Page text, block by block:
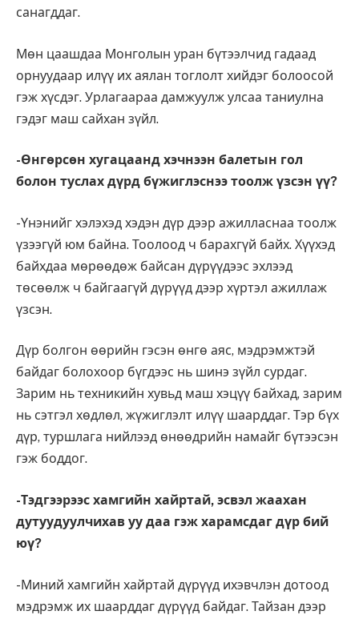
санагддаг.
Мөн цаашдаа Монголын уран бүтээлчид гадаад
орнуудаар илүү их аялан тоглолт хийдэг болоосой
гэж хүсдэг. Урлагаараа дамжуулж улсаа таниулна
гэдэг маш сайхан зүйл.
-Өнгөрсөн хугацаанд хэчнээн балетын гол
болон туслах дүрд бүжиглэснээ тоолж үзсэн үү?
-Үнэнийг хэлэхэд хэдэн дүр дээр ажилласнаа тоолж
үзээгүй юм байна. Тоолоод ч барахгүй байх. Хүүхэд
байхдаа мөрөөдөж байсан дүрүүдээс эхлээд
төсөөлж ч байгаагүй дүрүүд дээр хүртэл ажиллаж
үзсэн.
Дүр болгон өөрийн гэсэн өнгө аяс, мэдрэмжтэй
байдаг болохоор бүгдээс нь шинэ зүйл сурдаг.
Зарим нь техникийн хувьд маш хэцүү байхад, зарим
нь сэтгэл хөдлөл, жүжиглэлт илүү шаарддаг. Тэр бүх
дүр, туршлага нийлээд өнөөдрийн намайг бүтээсэн
гэж боддог.
-Тэдгээрээс хамгийн хайртай, эсвэл жаахан
дутуудуулчихав уу даа гэж харамсдаг дүр бий
юү?
-Миний хамгийн хайртай дүрүүд ихэвчлэн дотоод
мэдрэмж их шаарддаг дүрүүд байдаг. Тайзан дээр